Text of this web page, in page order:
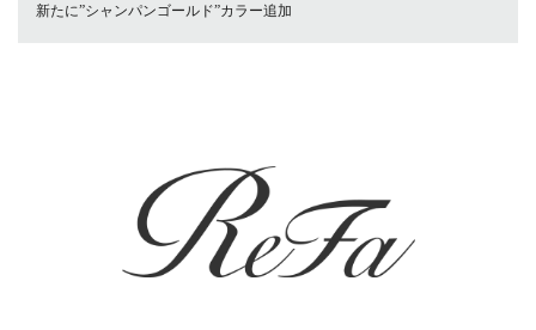
新たに”シャンパンゴールド”カラー追加